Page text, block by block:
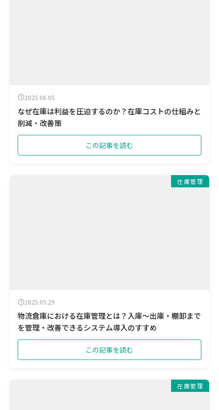
2025.06.05
なぜ在庫は利益を圧迫するのか？在庫コストの仕組みと
削減・改善策
この記事を読む
在庫管理
2025.05.29
物流倉庫における在庫管理とは？入庫〜出庫・棚卸まで
を管理・改善できるシステム導入のすすめ
この記事を読む
在庫管理